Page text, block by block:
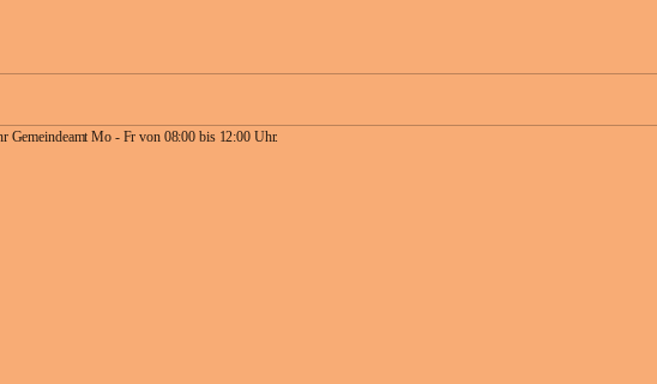
Gemeindeamt Mo - Fr von 08:00 bis 12:00 Uhr.